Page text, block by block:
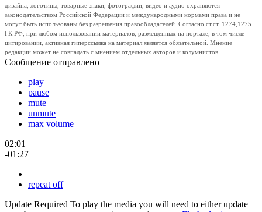
дизайна, логотипы, товарные знаки, фотографии, видео и аудио охраняются
законодательством Российской Федерации и международными нормами права и не
могут быть использованы без разрешения правообладателей. Согласно ст.ст. 1274,1275
ГК РФ, при любом использовании материалов, размещенных на портале, в том числе
цитировании, активная гиперссылка на материал является обязательной. Мнение
редакции может не совпадать с мнением отдельных авторов и колумнистов.
Сообщение отправлено
play
pause
mute
unmute
max volume
02:01
-01:27
repeat off
Update Required To play the media you will need to either update